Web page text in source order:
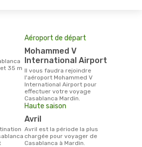
35 m
Aéroport de départ
Mohammed V
International Airport
Il vous faudra rejoindre
l'aéroport Mohammed V
International Airport pour
effectuer votre voyage
Casablanca Mardin.
Haute saison
avril
avril est la période la plus
chargée pour voyager de
Casablanca à Mardin.